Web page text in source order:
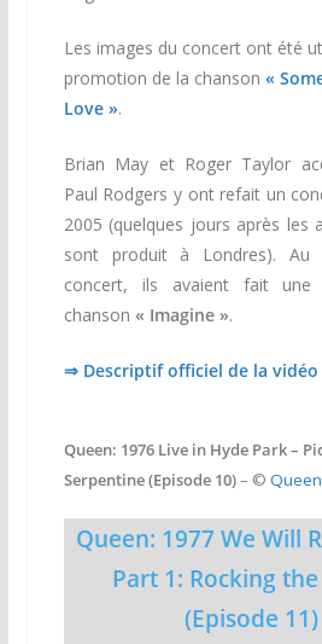
Les images du concert ont été
promotion de la chanson «
Love ».
Brian May et Roger Taylor
Paul Rodgers y ont refait un
2005 (quelques jours après les
sont produit à Londres). Au
concert, ils avaient fait
chanson « Imagine ».
⇒ Descriptif officiel de la vidéo
Queen: 1976 Live in Hyde Park –
Serpentine (Episode 10)– ©
Queen: 1977 We Will
Part 1: Rocking
(Episode 11)